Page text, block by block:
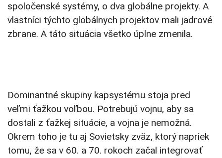
spoločenské systémy, o dva globálne projekty. A
vlastníci týchto globálnych projektov mali jadrové
zbrane. A táto situácia všetko úplne zmenila.
Dominantné skupiny kapsystému stoja pred
veľmi ťažkou voľbou. Potrebujú vojnu, aby sa
dostali z ťažkej situácie, a vojna je nemožná.
Okrem toho je tu aj Sovietsky zväz, ktorý napriek
tomu, že sa v 60. a 70. rokoch začal integrovať